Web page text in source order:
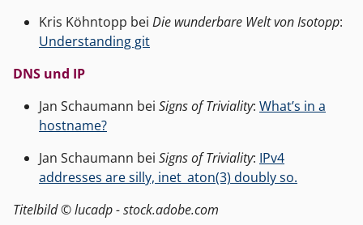
Kris Köhntopp bei Die wunderbare Welt von Isotopp:
Understanding git
DNS und IP
Jan Schaumann bei Signs of Triviality: What’s in a
hostname?
Jan Schaumann bei Signs of Triviality: IPv4
addresses are silly, inet_aton(3) doubly so.
Titelbild © lucadp - stock.adobe.com